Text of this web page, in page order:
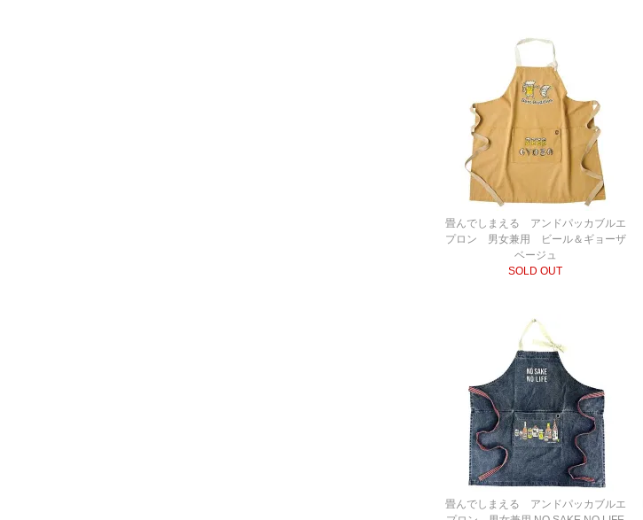
畳んでしまえる アンドパッカブルエ
プロン 男女兼用 ビール＆ギョーザ
ベージュ
SOLD OUT
畳んでしまえる アンドパッカブルエ